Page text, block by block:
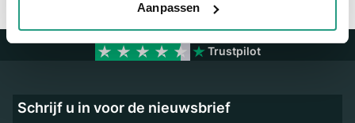
Aanpassen
Trustpilot
Schrijf u in voor de nieuwsbrief